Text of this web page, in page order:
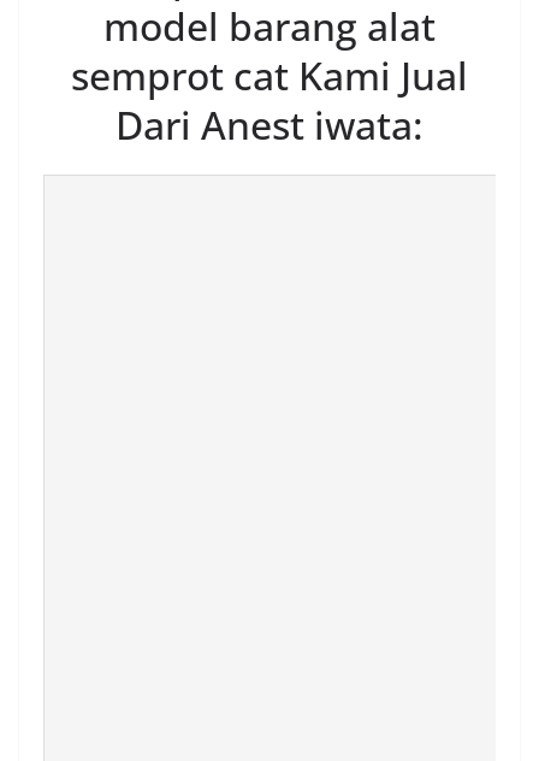
model barang alat
semprot cat Kami Jual
Dari Anest iwata: